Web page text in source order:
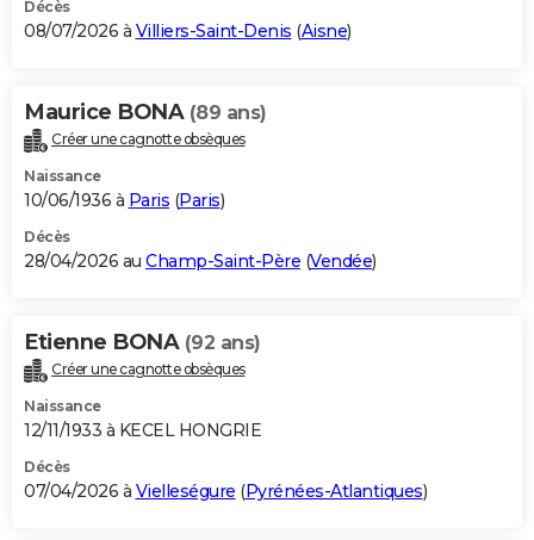
BONS PLANS
Carte de Noël
Carte Bonne année
Carte Saint-Valentin
Carte Pâques
Carte d'anniversaire
DICTIONNAIRE
Dictionnaire
Biographies
Citations
Expressions
Proverbes
PROGRAMME TV
S'inscrire
Se connecter
Lycées
Collèges
Primaires
Universités
Entreprises
Service militaire
Avis de recherche
AVIS DE DÉCÈS
Bricolage
Lifestyle
Culture
Sport
Auto
Television
Voyage
Cinema
Décès
08/07/2026 à Villiers-Saint-Denis (Aisne)
Maurice BONA (89 ans)
Créer une cagnotte obsèques
Naissance
10/06/1936 à Paris (Paris)
Décès
28/04/2026 au Champ-Saint-Père (Vendée)
Etienne BONA (92 ans)
Créer une cagnotte obsèques
Naissance
12/11/1933 à KECEL HONGRIE
Décès
07/04/2026 à Vielleségure (Pyrénées-Atlantiques)